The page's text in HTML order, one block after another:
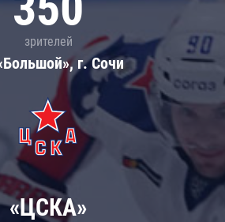
зрителей
г. Сочи
«ЦСКА»